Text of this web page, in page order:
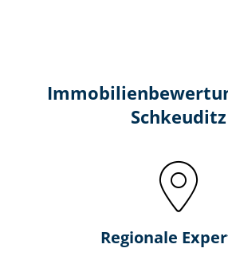
Schkeuditz
Regionale